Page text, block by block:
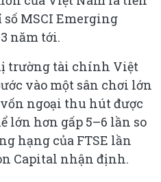
MSCI Emerging
năm tới.
trường tài chính Việt
vào một sân chơi lớn
ngoại thu hút được
lớn hơn gấp 5–6 lần so
hạng của FTSE lần
Capital nhận định.